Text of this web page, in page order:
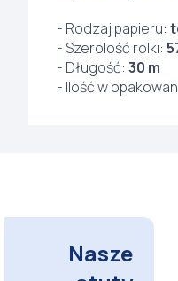
- Rodzaj papieru:
- Szerolość rolki:
- Długość: 30 m
- Ilość w
Nasze